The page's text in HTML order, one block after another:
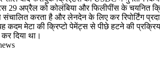
29 अप्रैल को कोलंबिया और फिलीपींस के चयनित
करता है और लेनदेन के लिए कर रिपोर्टिंग
मेटा की क्रिप्टो पेमेंट्स से पीछे हटने की
दिया था।